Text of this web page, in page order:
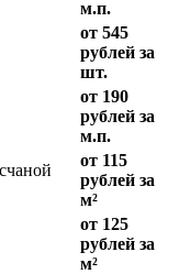
м.п.
от 545
рублей за
шт.
от 190
рублей за
м.п.
от 115
рублей за
м²
от 125
рублей за
м²